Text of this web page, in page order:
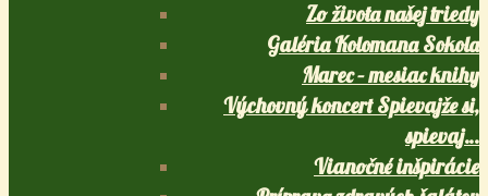
Zo života našej triedy
Galéria Kolomana Sokola
Marec – mesiac knihy
Výchovný koncert Spievajže si,
spievaj…
Vianočné inšpirácie